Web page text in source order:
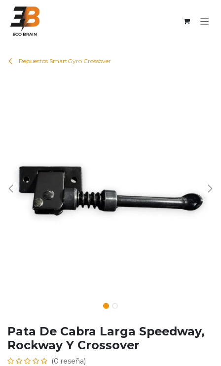
Repuestos SmartGyro Crossover
Pata De Cabra Larga Speedway,
Rockway Y Crossover
(0 reseña)